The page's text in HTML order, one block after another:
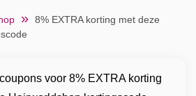
8% EXTRA korting met deze
voor 8% EXTRA korting